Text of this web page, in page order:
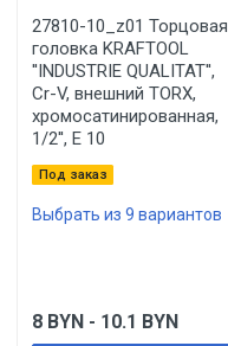
27810-10_z01 Торцовая
головка KRAFTOOL
''INDUSTRIE QUALITAT'',
Cr-V, внешний TORX,
хромосатинированная,
1/2'', Е 10
Под заказ
Выбрать из 9 вариантов
8 BYN - 10.1 BYN